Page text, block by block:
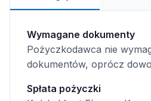
Wymagane dokumenty
Pożyczkodawca nie
dokumentów, oprócz
Spłata pożyczki